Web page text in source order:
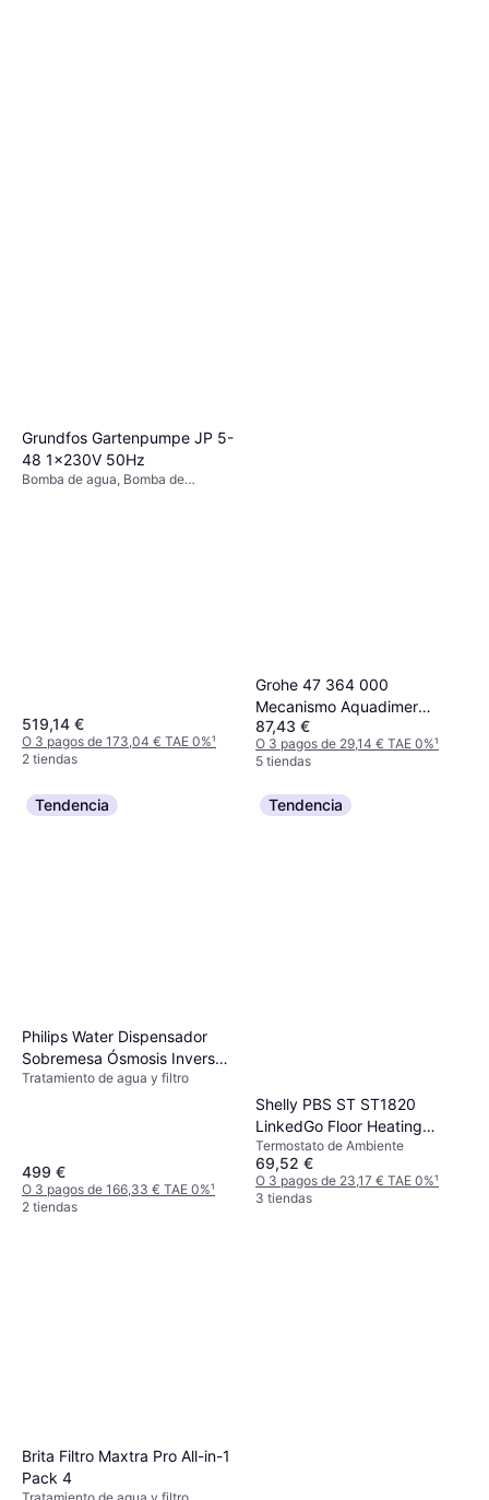
Grundfos Gartenpumpe JP 5-
48 1x230V 50Hz
Bomba de agua, Bomba de
519,14 €
O 3 pagos de 173,04 € TAE 0%¹
2 tiendas
Grohe 47 364 000
Mecanismo Aquadimer
34367
87,43 €
O 3 pagos de 29,14 € TAE 0%¹
5 tiendas
Tendencia
Philips Water Dispensador
Sobremesa Ósmosis Inversa
ADD6912BK
Tratamiento de agua y filtro
499 €
O 3 pagos de 166,33 € TAE 0%¹
2 tiendas
Tendencia
Shelly PBS ST ST1820
LinkedGo Floor Heating
Thermostat
Termostato de Ambiente
69,52 €
O 3 pagos de 23,17 € TAE 0%¹
3 tiendas
Brita Filtro Maxtra Pro All-in-1
Pack 4